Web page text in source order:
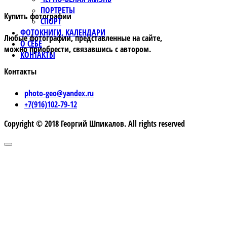
ПОРТРЕТЫ
СПОРТ
ФОТОКНИГИ, КАЛЕНДАРИ
О СЕБЕ
КОНТАКТЫ
Купить фотографии
Любые фотографии, представленные на сайте,
можно приобрести, связавшись с автором.
Контакты
photo-geo@yandex.ru
+7(916)102-79-12
Copyright © 2018 Георгий Шпикалов. All rights reserved